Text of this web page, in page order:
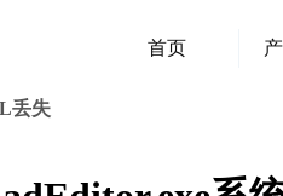
首页
丢失